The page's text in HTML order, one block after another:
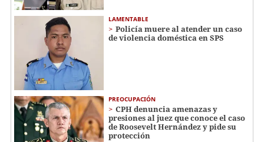
LAMENTABLE
Policía muere al atender un caso
de violencia doméstica en SPS
PREOCUPACIÓN
CPH denuncia amenazas y
presiones al juez que conoce el caso
de Roosevelt Hernández y pide su
protección